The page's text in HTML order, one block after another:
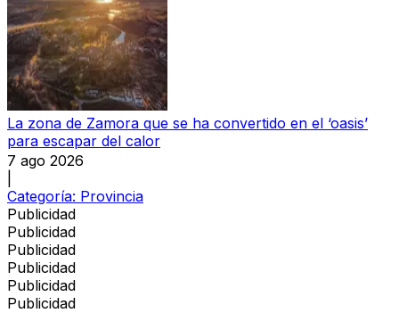
La zona de Zamora que se ha convertido en el ‘oasis’
para escapar del calor
7 ago 2026
Categoría: Provincia
Publicidad
Publicidad
Publicidad
Publicidad
Publicidad
Publicidad